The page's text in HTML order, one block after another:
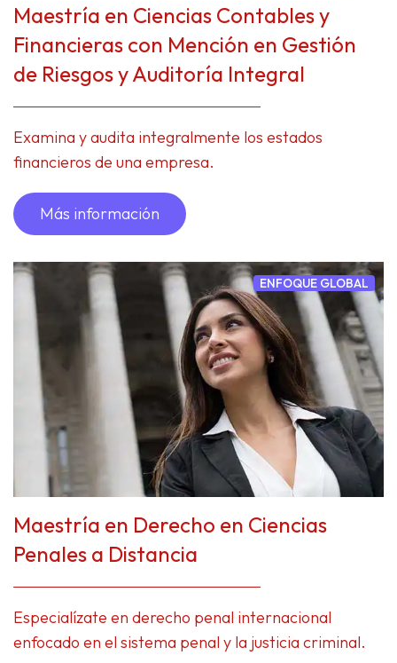
Maestría en Ciencias Contables y
Financieras con Mención en Gestión
de Riesgos y Auditoría Integral
Examina y audita integralmente los estados
financieros de una empresa.
Más información
ENFOQUE GLOBAL
Maestría en Derecho en Ciencias
Penales a Distancia
Especialízate en derecho penal internacional
enfocado en el sistema penal y la justicia criminal.